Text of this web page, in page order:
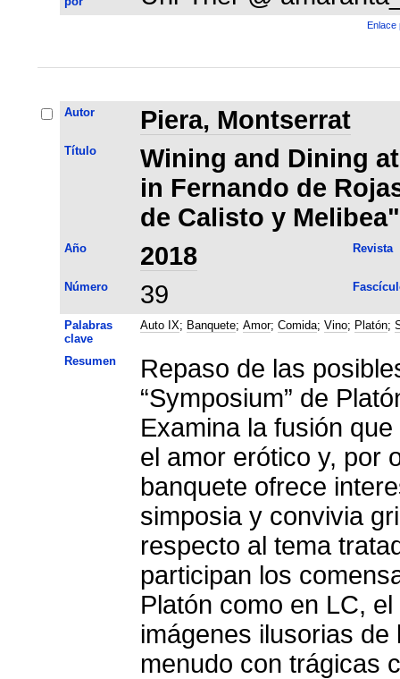
Enlace
Autor Piera, Montserrat
Título
Wining and Dining
in Fernando de
de Calisto y Melibea"
Año 2018 Revista
Número 39
Palabras
clave
Auto IX; Banquete; Amor; Comida; Vino; Platón;
Resumen
Repaso de las
“Symposium” de
Examina la fusión
el amor erótico y, por
banquete ofrece
simposia y convivia
respecto al tema
participan los
Platón como en LC,
imágenes ilusorias
menudo con trágicas